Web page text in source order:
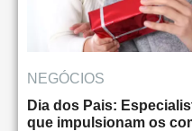
NEGÓCIOS
Dia dos Pais:
que impulsionam os